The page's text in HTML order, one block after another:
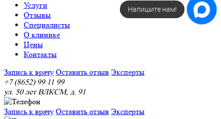
Услуги
Отзывы
Специалисты
О клинике
Цены
Контакты
Запись к врачу Оставить отзыв Эксперты
+7 (8652) 99 11 99
ул. 50 лет ВЛКСМ, д. 91
Запись к врачу Оставить отзыв Эксперты
Напишите нам!